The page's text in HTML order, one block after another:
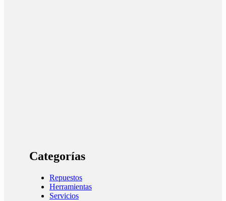
Categorías
Repuestos
Herramientas
Servicios